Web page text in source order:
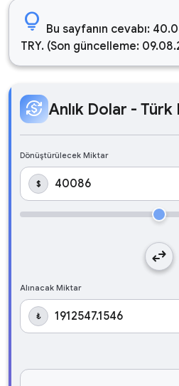
lightbulb Bu sayfanın cevabı:
TRY. (Son güncelleme:
currency_exchange Anlık Dolar - Türk
Dönüştürülecek Miktar
$
swap_horiz
Alınacak Miktar
₺